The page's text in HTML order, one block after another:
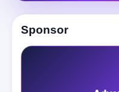
Sponsor